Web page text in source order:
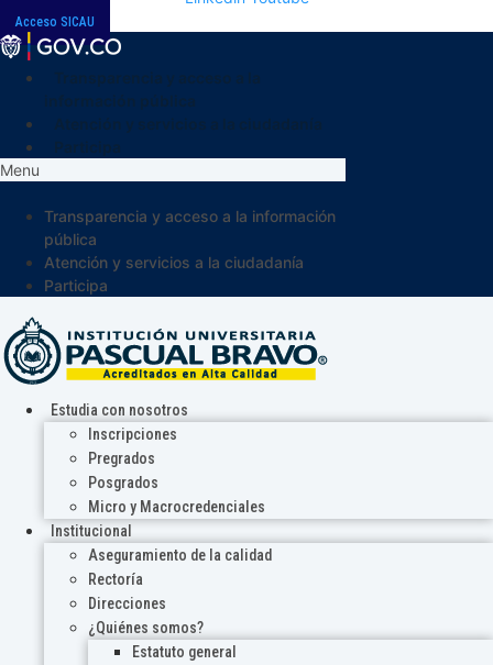
Acceso SICAU
Menu
Transparencia y acceso a la información
pública
Atención y servicios a la ciudadanía
Participa
Estudia con nosotros
Inscripciones
Pregrados
Posgrados
Micro y Macrocredenciales
Institucional
Aseguramiento de la calidad
Rectoría
Direcciones
¿Quiénes somos?
Estatuto general